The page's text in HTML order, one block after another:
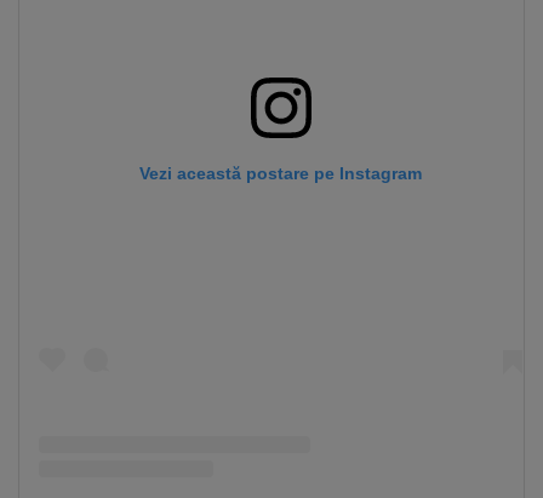
Vezi această postare pe Instagram